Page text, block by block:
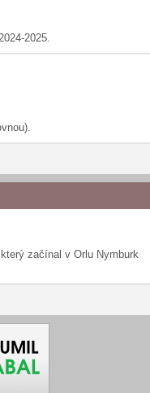
2025.
začínal v Orlu Nymburk